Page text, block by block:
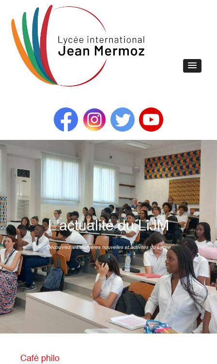
L'actualité du LiJM
Découvrez les dernières nouvelles et activités du Lycée
Café philo